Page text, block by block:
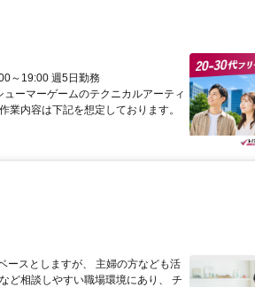
～19:00 週5日勤務
ーマーゲームのテクニカルアーティ
業内容は下記を想定しております。
ースとしますが、 主婦の方なども活
ど相談しやすい職場環境にあり、 チ